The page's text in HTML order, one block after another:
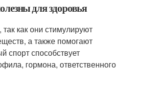
для здоровья
как они стимулируют
а также помогают
спорт способствует
гормона, ответственного